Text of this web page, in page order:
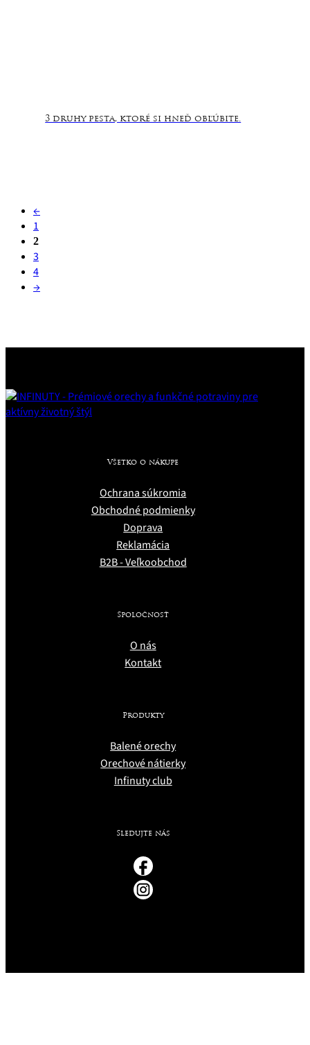
3 druhy pesta, ktoré si hneď obľúbite.
←
1
2
3
4
→
Všetko o nákupe
Ochrana súkromia
Obchodné podmienky
Doprava
Reklamácia
B2B - Veľkoobchod
Spoločnosť
O nás
Kontakt
Produkty
Balené orechy
Orechové nátierky
Infinuty club
Sledujte nás